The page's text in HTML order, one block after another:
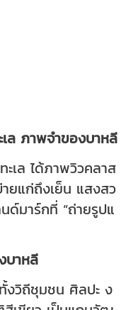
ล ภาพจำของบาหลี
เล ได้ภาพวิวคลาส
ยแก่ถึงเย็น แสงสว
ด์มาร์กที่ “ถ่ายรูปแ
บาหลี
งวิถีชุมชน ศิลปะ ง